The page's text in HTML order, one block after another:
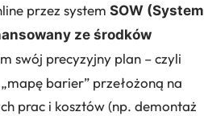
przez system SOW (System
ze środków
swój precyzyjny plan – czyli
barier” przełożoną na
prac i kosztów (np. demontaż